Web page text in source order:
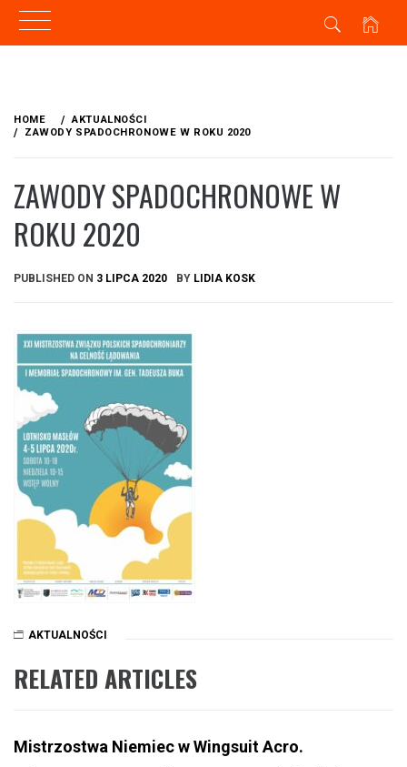
content
HOME
AKTUALNOŚCI
ZAWODY SPADOCHRONOWE W ROKU 2020
ZAWODY SPADOCHRONOWE W
ROKU 2020
PUBLISHED ON 3 LIPCA 2020 BY LIDIA KOSK
AKTUALNOŚCI
RELATED ARTICLES
Mistrzostwa Niemiec w Wingsuit Acro.